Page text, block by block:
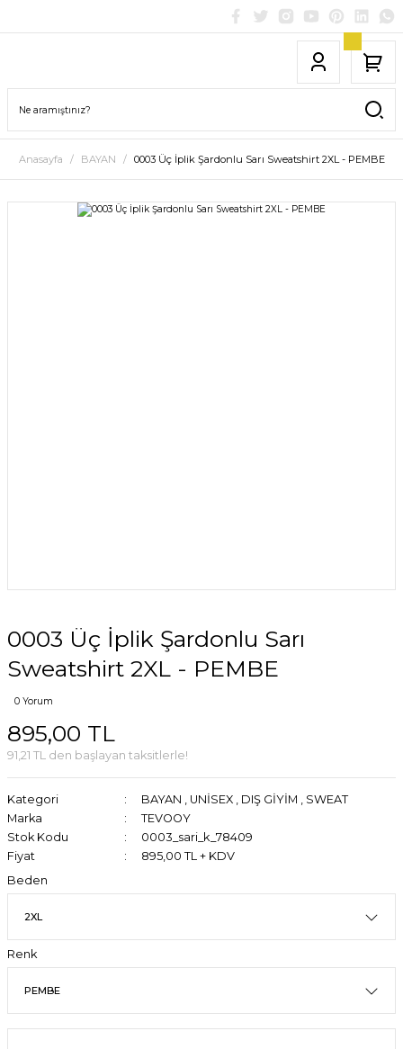
Anasayfa BAYAN 0003 Üç İplik Şardonlu Sarı Sweatshirt 2XL - PEMBE
0003 Üç İplik Şardonlu Sarı
Sweatshirt 2XL - PEMBE
0 Yorum
895,00 TL
91,21 TL den başlayan taksitlerle!
Kategori BAYAN , UNİSEX , DIŞ GİYİM , SWEAT
Marka
TEVOOY
Stok Kodu
0003_sari_k_78409
Fiyat
895,00 TL + KDV
Beden
Renk